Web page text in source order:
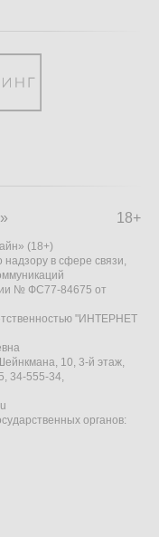
18+
(18+)
в сфере связи,
№ ФС77-84675 от
"ИНТЕРНЕТ
10, 3-й этаж,
34-555-34,
органов: